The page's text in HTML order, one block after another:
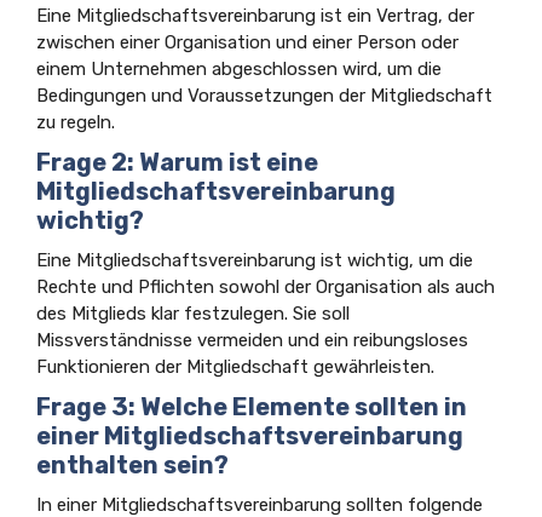
Eine Mitgliedschaftsvereinbarung ist ein Vertrag, der
zwischen einer Organisation und einer Person oder
einem Unternehmen abgeschlossen wird, um die
Bedingungen und Voraussetzungen der Mitgliedschaft
zu regeln.
Frage 2: Warum ist eine
Mitgliedschaftsvereinbarung
wichtig?
Eine Mitgliedschaftsvereinbarung ist wichtig, um die
Rechte und Pflichten sowohl der Organisation als auch
des Mitglieds klar festzulegen. Sie soll
Missverständnisse vermeiden und ein reibungsloses
Funktionieren der Mitgliedschaft gewährleisten.
Frage 3: Welche Elemente sollten in
einer Mitgliedschaftsvereinbarung
enthalten sein?
In einer Mitgliedschaftsvereinbarung sollten folgende